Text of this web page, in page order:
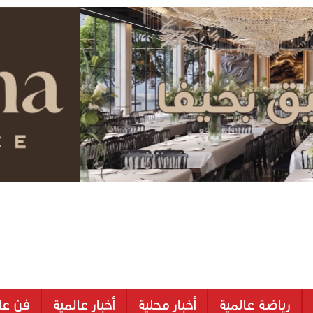
رياضة عالمية أخبار محلية أخبار عالمية فن